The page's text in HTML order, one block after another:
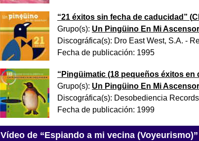
“21 éxitos sin fecha de caducidad ” (
Grupo(s): Un Pingüino En Mi Ascensor
Discográfica(s): Dro East West, S.A. -
Fecha de publicación: 1995
“ Pingüimatic (18 pequeños éxitos en
Grupo(s): Un Pingüino En Mi Ascensor
Discográfica(s): Desobediencia Records
Fecha de publicación: 1999
Vídeo de “Espiando a mi vecina (Voyeurismo)”